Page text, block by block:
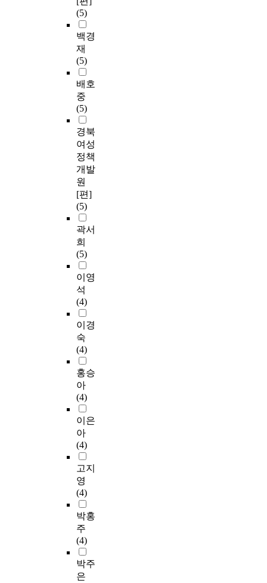
(5)
백경
재
(5)
배호
중
(5)
경북
여성
정책
개발
원
[편]
(5)
곽서
희
(5)
이영
석
(4)
이경
숙
(4)
홍승
아
(4)
이은
아
(4)
고지
영
(4)
박홍
주
(4)
박주
은